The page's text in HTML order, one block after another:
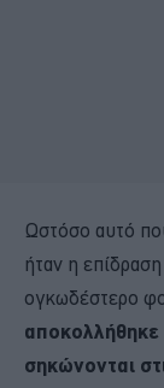
Ωστόσο αυτό
ήταν η
ογκωδέστερο
αποκολλήθηκε
σηκώνονται